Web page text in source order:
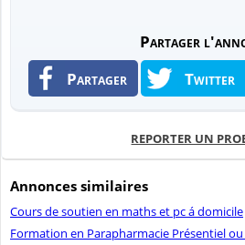
Partager
Partager Twitter
REPORTER UN
Annonces similaires
Cours de soutien en maths et pc á domicile
Formation en Parapharmacie Présentiel